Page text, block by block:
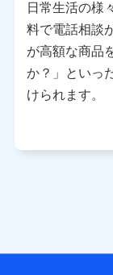
データ憲章」に
※ パーソナルデ
理」の設定状態
※ dポイントク
日以降、一度も
個人データは
用します。
日常生活の様
料で電話相談
が高額な商品
か？」といっ
けられます。